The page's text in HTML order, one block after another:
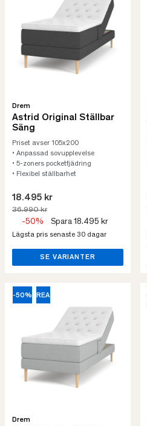
Drem
Astrid Original Ställbar
Säng
Priset avser 105x200
• Anpassad sovupplevelse
• 5-zoners pocketfjädring
• Flexibel ställbarhet
18.495 kr
36.990 kr
-50% Spara 18.495 kr
Lägsta pris senaste 30 dagar
SE VARIANTER
-50% REA
Drem